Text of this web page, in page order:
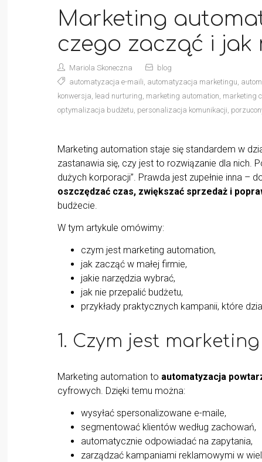
Marketing
czego zacząć i
Mariola Skoneczna
blog
automatyzacja e-maili, automatyzacja marketingu,
konwersja, lead nurturing, marketing automation, marketing
optymalizacja budżetu, personalizacja komunikacji,
Marketing automation staje się standardem w
zastanawia się, czy jest to rozwiązanie dla nich.
dużych korporacji”. Prawda jest zupełnie inna
oszczędzać czas, zwiększać sprzedaż i
budżecie.
W tym artykule omówimy:
czym jest marketing automation,
jak zacząć w małej firmie,
jakie narzędzia wybrać,
jak nie przepalić budżetu,
przykłady praktycznych kampanii, które
1. Czym jest
Marketing automation to automatyzacja
cyfrowych. Dzięki temu można:
wysyłać spersonalizowane e-maile,
segmentować klientów według zachowań,
automatycznie odpowiadać na zapytania,
zarządzać kampaniami reklamowymi w